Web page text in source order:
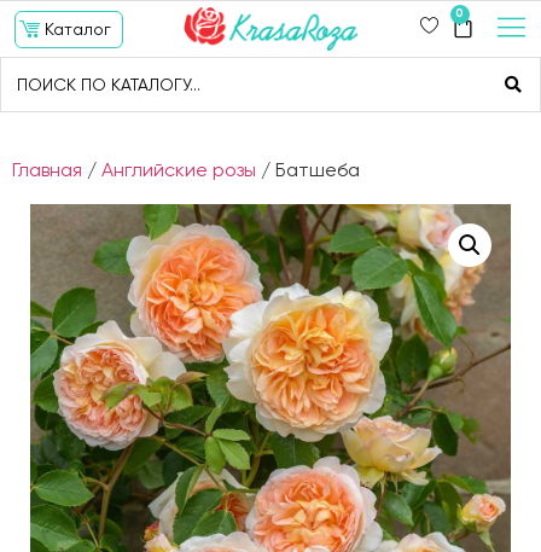
Каталог
0
Главная / Английские розы / Батшеба